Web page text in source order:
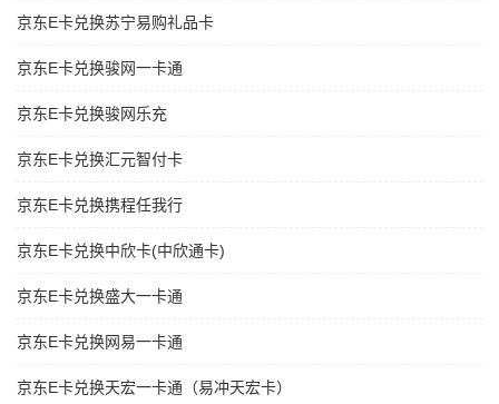
京东E卡兑换苏宁易购礼品卡
京东E卡兑换骏网一卡通
京东E卡兑换骏网乐充
京东E卡兑换汇元智付卡
京东E卡兑换携程任我行
京东E卡兑换中欣卡(中欣通卡)
京东E卡兑换盛大一卡通
京东E卡兑换网易一卡通
京东E卡兑换天宏一卡通（易冲天宏卡）